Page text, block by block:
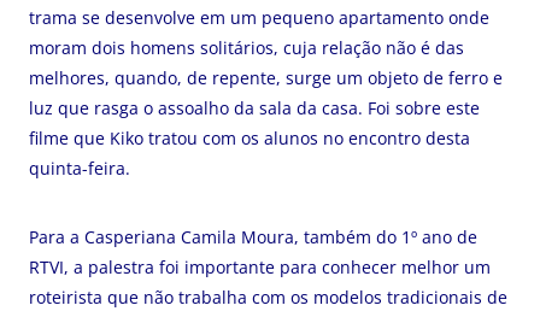
trama se desenvolve em um pequeno apartamento onde
moram dois homens solitários, cuja relação não é das
melhores, quando, de repente, surge um objeto de ferro e
luz que rasga o assoalho da sala da casa. Foi sobre este
filme que Kiko tratou com os alunos no encontro desta
quinta-feira.
Para a Casperiana Camila Moura, também do 1º ano de
RTVI, a palestra foi importante para conhecer melhor um
roteirista que não trabalha com os modelos tradicionais de